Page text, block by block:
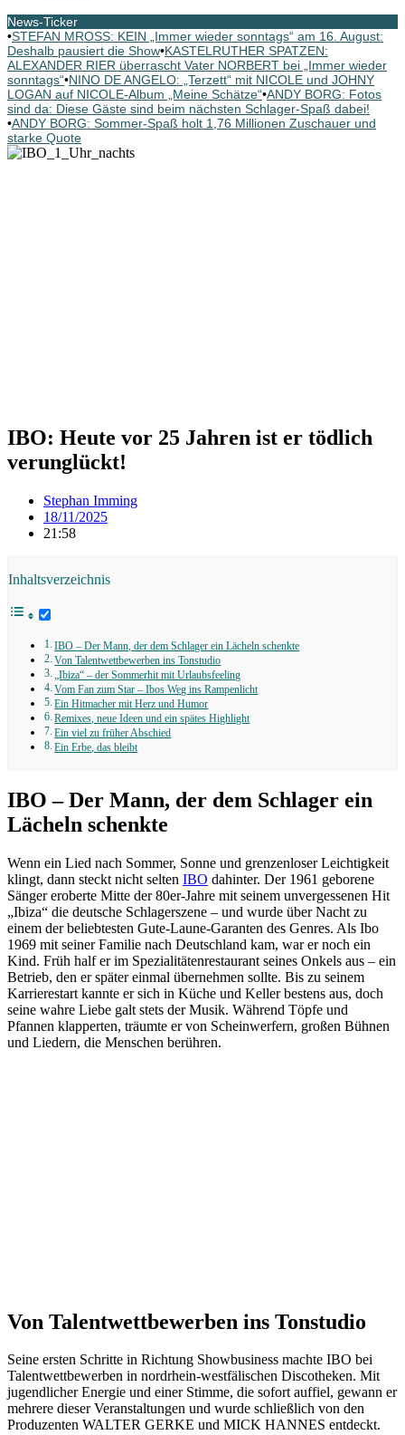
News-Ticker
•STEFAN MROSS: KEIN „Immer wieder sonntags“ am 16. August:
Deshalb pausiert die Show•KASTELRUTHER SPATZEN:
ALEXANDER RIER überrascht Vater NORBERT bei „Immer wieder
sonntags“•NINO DE ANGELO: „Terzett“ mit NICOLE und JOHNY
LOGAN auf NICOLE-Album „Meine Schätze“•ANDY BORG: Fotos
sind da: Diese Gäste sind beim nächsten Schlager-Spaß dabei!
•ANDY BORG: Sommer-Spaß holt 1,76 Millionen Zuschauer und
starke Quote
IBO: Heute vor 25 Jahren ist er tödlich
verunglückt!
Stephan Imming
18/11/2025
21:58
Inhaltsverzeichnis
IBO – Der Mann, der dem Schlager ein Lächeln schenkte
Von Talentwettbewerben ins Tonstudio
„Ibiza“ – der Sommerhit mit Urlaubsfeeling
Vom Fan zum Star – Ibos Weg ins Rampenlicht
Ein Hitmacher mit Herz und Humor
Remixes, neue Ideen und ein spätes Highlight
Ein viel zu früher Abschied
Ein Erbe, das bleibt
IBO – Der Mann, der dem Schlager ein
Lächeln schenkte
Wenn ein Lied nach Sommer, Sonne und grenzenloser Leichtigkeit
klingt, dann steckt nicht selten IBO dahinter. Der 1961 geborene
Sänger eroberte Mitte der 80er-Jahre mit seinem unvergessenen Hit
„Ibiza“ die deutsche Schlagerszene – und wurde über Nacht zu
einem der beliebtesten Gute-Laune-Garanten des Genres. Als Ibo
1969 mit seiner Familie nach Deutschland kam, war er noch ein
Kind. Früh half er im Spezialitätenrestaurant seines Onkels aus – ein
Betrieb, den er später einmal übernehmen sollte. Bis zu seinem
Karrierestart kannte er sich in Küche und Keller bestens aus, doch
seine wahre Liebe galt stets der Musik. Während Töpfe und
Pfannen klapperten, träumte er von Scheinwerfern, großen Bühnen
und Liedern, die Menschen berühren.
Von Talentwettbewerben ins Tonstudio
Seine ersten Schritte in Richtung Showbusiness machte IBO bei
Talentwettbewerben in nordrhein-westfälischen Discotheken. Mit
jugendlicher Energie und einer Stimme, die sofort auffiel, gewann er
mehrere dieser Veranstaltungen und wurde schließlich von den
Produzenten WALTER GERKE und MICK HANNES entdeckt.